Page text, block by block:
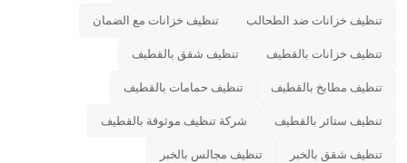
تنظيف خزانات ضد الطحالب تنظيف خزانات مع الضمان
تنظيف خزانات بالقطيف تنظيف شقق بالقطيف
تنظيف مطابخ بالقطيف تنظيف حمامات بالقطيف
تنظيف ستائر بالقطيف شركة تنظيف موثوقة بالقطيف
تنظيف شقق بالخبر تنظيف مجالس بالخبر